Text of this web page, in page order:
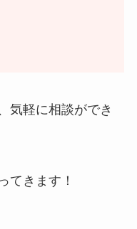
気軽に相談ができ
てきます！